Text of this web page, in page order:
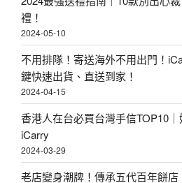
禮！
2024-05-10
不用排隊！寄送海外不用出門！
鍵快速出貨、直送到家！
2024-04-15
香港人在台必買台灣手信TOP10
iCarry
2024-03-29
老店變身潮牌！傳承五代百年餅